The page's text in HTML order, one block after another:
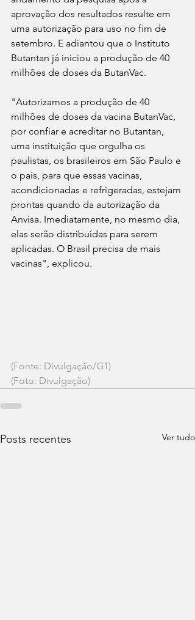
aprovação dos resultados resulte em
uma autorização para uso no fim de
setembro. E adiantou que o Instituto
Butantan já iniciou a produção de 40
milhões de doses da ButanVac.
"Autorizamos a produção de 40
milhões de doses da vacina ButanVac,
por confiar e acreditar no Butantan,
uma instituição que orgulha os
paulistas, os brasileiros em São Paulo e
o país, para que essas vacinas,
acondicionadas e refrigeradas, estejam
prontas quando da autorização da
Anvisa. Imediatamente, no mesmo dia,
elas serão distribuídas para serem
aplicadas. O Brasil precisa de mais
vacinas", explicou.
(Fonte: Divulgação/G1)
(Foto: Divulgação)
Posts recentes Ver tudo